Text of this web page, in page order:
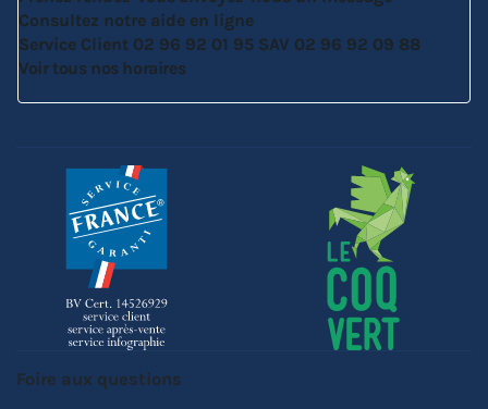
Consultez notre aide en ligne
Service Client 02 96 92 01 95 SAV 02 96 92 09 88
Voir tous nos horaires
Foire aux questions